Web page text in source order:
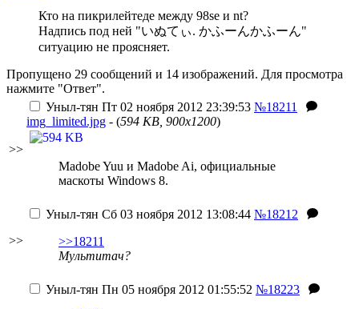
Кто на пикрилейтеде между 98se и nt?
Надпись под ней "いぬてぃ. かふーんかふーん"
ситуацию не проясняет.
Пропущено 29 сообщений и 14 изображений. Для просмотра
нажмите "Ответ".
>>
Уныл-тян Пт 02 ноября 2012 23:39:53 №18211
img_limited.jpg - (594 KB, 900x1200)
Madobe Yuu и Madobe Ai, официальные
маскоты Windows 8.
>>
Уныл-тян Сб 03 ноября 2012 13:08:44 №18212
>>18211
Мультитач?
Уныл-тян Пн 05 ноября 2012 01:55:52 №18223